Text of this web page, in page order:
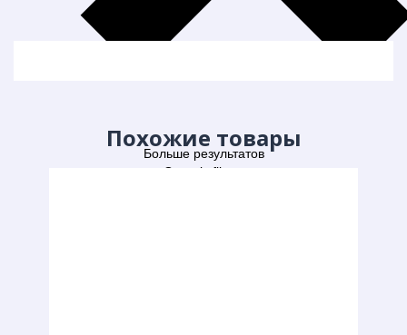
Больше результатов
Generic filters
Похожие товары